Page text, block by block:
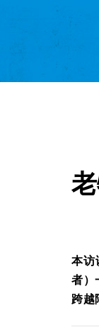
本访
者）
跨越